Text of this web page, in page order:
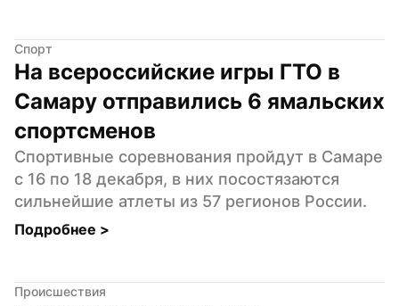
Спорт
На всероссийские игры ГТО в
Самару отправились 6 ямальских
спортсменов
Спортивные соревнования пройдут в Самаре
с 16 по 18 декабря, в них посостязаются
сильнейшие атлеты из 57 регионов России.
Подробнее >
Происшествия